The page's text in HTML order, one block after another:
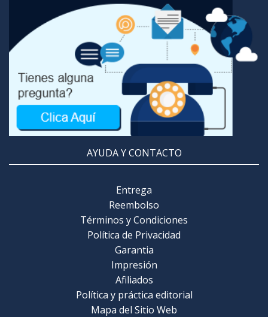
AYUDA Y CONTACTO
Entrega
Reembolso
Términos y Condiciones
Política de Privacidad
Garantia
Impresión
Afiliados
Política y práctica editorial
Mapa del Sitio Web